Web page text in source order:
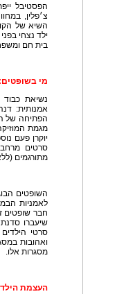
השיא של
ילד נצחי
בית חם ומשפחה.
מי בשופטים:
נשיאת כבוד
אמנותית:
הפתיחה של
יוקרן פעם
סרטים
מתורגמים
השופטים
לאמניות
שיעברו
סרטי
ואהובות
מסגרות אלו.
העצמת